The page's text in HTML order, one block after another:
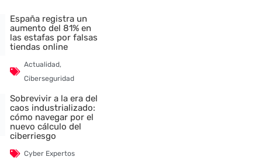
España registra un
aumento del 81% en
las estafas por falsas
tiendas online
Actualidad,
Ciberseguridad
Sobrevivir a la era del
caos industrializado:
cómo navegar por el
nuevo cálculo del
ciberriesgo
Cyber Expertos